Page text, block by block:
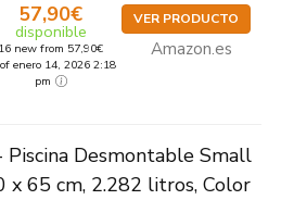
57,90€
disponible
16 new from 57,90€
enero 14, 2026 2:18
pm
VER PRODUCTO
Amazon.es
Desmontable Small
x 65 cm, 2.282 litros, Color